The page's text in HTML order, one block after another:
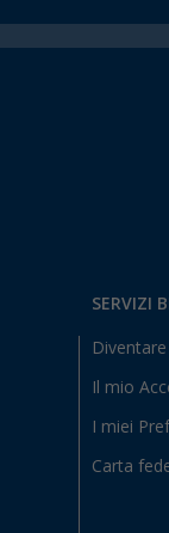
SERVIZI
Il mio
I miei
Carta